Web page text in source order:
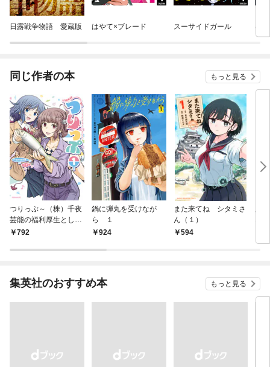
日露戦争物語 愛蔵版 はやて×ブレード スーサイドガール は
同じ作者の本 もっと見る
つりっぷ～（株）千夜
芸能の福利厚生として
の釣り旅行～（１）
792
鍋に弾丸を受けなが
ら １
924
また来てね シタミさ
ん（１）
594
集英社のおすすめ本 もっと見る